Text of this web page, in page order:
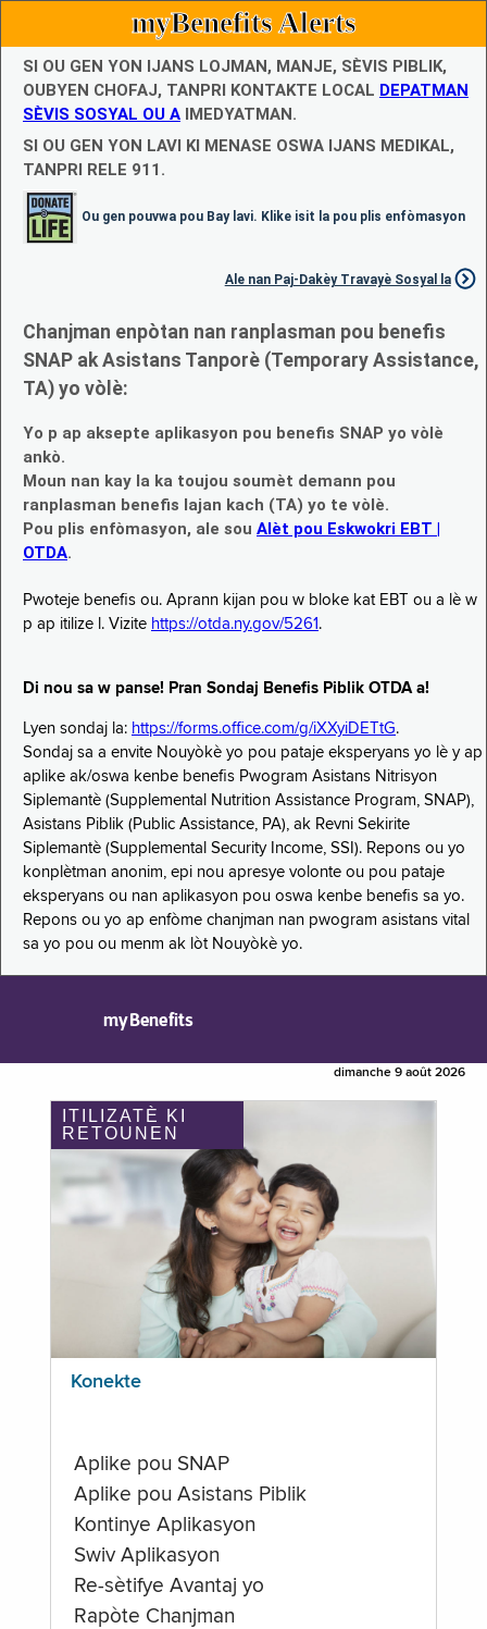
myBenefits Alerts
SI OU GEN YON IJANS LOJMAN, MANJE, SÈVIS PIBLIK,
OUBYEN CHOFAJ, TANPRI KONTAKTE LOCAL DEPATMAN
SÈVIS SOSYAL OU A IMEDYATMAN.
SI OU GEN YON LAVI KI MENASE OSWA IJANS MEDIKAL,
TANPRI RELE 911.
Ou gen pouvwa pou Bay lavi. Klike isit la pou plis enfòmasyon
Ale nan Paj-Dakèy Travayè Sosyal la
Chanjman enpòtan nan ranplasman pou benefis
SNAP ak Asistans Tanporè (Temporary Assistance,
TA) yo vòlè:
Yo p ap aksepte aplikasyon pou benefis SNAP yo vòlè
ankò.
Moun nan kay la ka toujou soumèt demann pou
ranplasman benefis lajan kach (TA) yo te vòlè.
Pou plis enfòmasyon, ale sou Alèt pou Eskwokri EBT |
OTDA.
Pwoteje benefis ou. Aprann kijan pou w bloke kat EBT ou a lè w
p ap itilize l. Vizite https://otda.ny.gov/5261 .
Di nou sa w panse! Pran Sondaj Benefis Piblik OTDA a!
Lyen sondaj la: https://forms.office.com/g/iXXyiDETtG.
Sondaj sa a envite Nouyòkè yo pou pataje eksperyans yo lè y ap
aplike ak/oswa kenbe benefis Pwogram Asistans Nitrisyon
Siplemantè (Supplemental Nutrition Assistance Program, SNAP),
Asistans Piblik (Public Assistance, PA), ak Revni Sekirite
Siplemantè (Supplemental Security Income, SSI). Repons ou yo
konplètman anonim, epi nou apresye volonte ou pou pataje
eksperyans ou nan aplikasyon pou oswa kenbe benefis sa yo.
Repons ou yo ap enfòme chanjman nan pwogram asistans vital
sa yo pou ou menm ak lòt Nouyòkè yo.
myBenefits
dimanche 9 août 2026
ITILIZATÈ KI
RETOUNEN
Konekte
Aplike pou SNAP
Aplike pou Asistans Piblik
Kontinye Aplikasyon
Swiv Aplikasyon
Re-sètifye Avantaj yo
Rapòte Chanjman